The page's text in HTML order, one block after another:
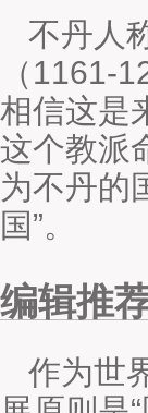
不丹人
（1161-
相信这是
这个教派
为不丹的
国”。
编辑推
作为世